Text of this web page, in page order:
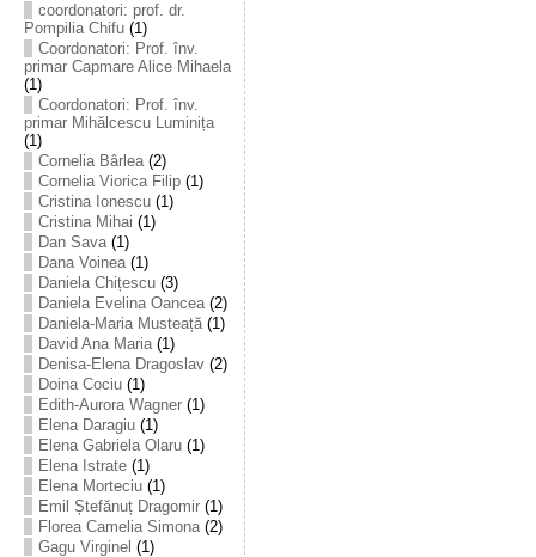
coordonatori: prof. dr.
Pompilia Chifu(1)
Coordonatori: Prof. înv.
primar Capmare Alice Mihaela
(1)
Coordonatori: Prof. înv.
primar Mihălcescu Luminița
(1)
Cornelia Bârlea(2)
Cornelia Viorica Filip(1)
Cristina Ionescu(1)
Cristina Mihai (1)
Dan Sava(1)
Dana Voinea(1)
Daniela Chițescu(3)
Daniela Evelina Oancea(2)
Daniela-Maria Musteață(1)
David Ana Maria(1)
Denisa-Elena Dragoslav(2)
Doina Cociu(1)
Edith-Aurora Wagner(1)
Elena Daragiu(1)
Elena Gabriela Olaru(1)
Elena Istrate(1)
Elena Morteciu(1)
Emil Ștefănuț Dragomir(1)
Florea Camelia Simona(2)
Gagu Virginel (1)